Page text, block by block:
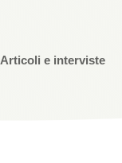
Articoli e interviste